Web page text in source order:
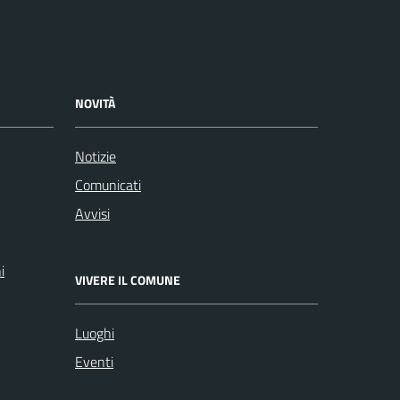
NOVITÀ
Notizie
Comunicati
Avvisi
VIVERE IL COMUNE
Luoghi
Eventi